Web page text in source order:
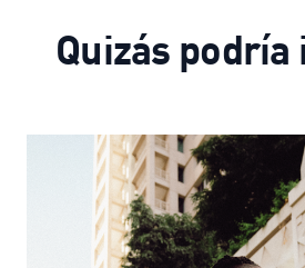
Quizás